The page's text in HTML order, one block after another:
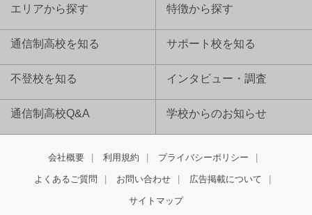
エリアから探す 特徴から探す
通信制高校を知る サポート校を知る
不登校を知る インタビュー・調査
通信制高校Q&A 学校からのお知らせ
会社概要 利用規約 プライバシーポリシー
よくあるご質問 お問い合わせ 広告掲載について
サイトマップ